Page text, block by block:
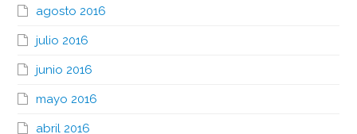
agosto 2016
julio 2016
junio 2016
mayo 2016
abril 2016